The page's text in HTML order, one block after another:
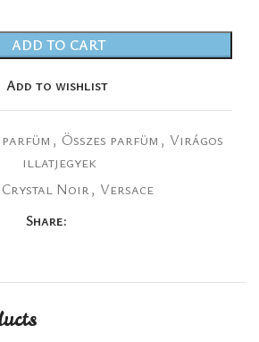
ADD TO CART
Add to wishlist
, Összes parfüm , Virágos
illatjegyek
Crystal Noir, Versace
Share: